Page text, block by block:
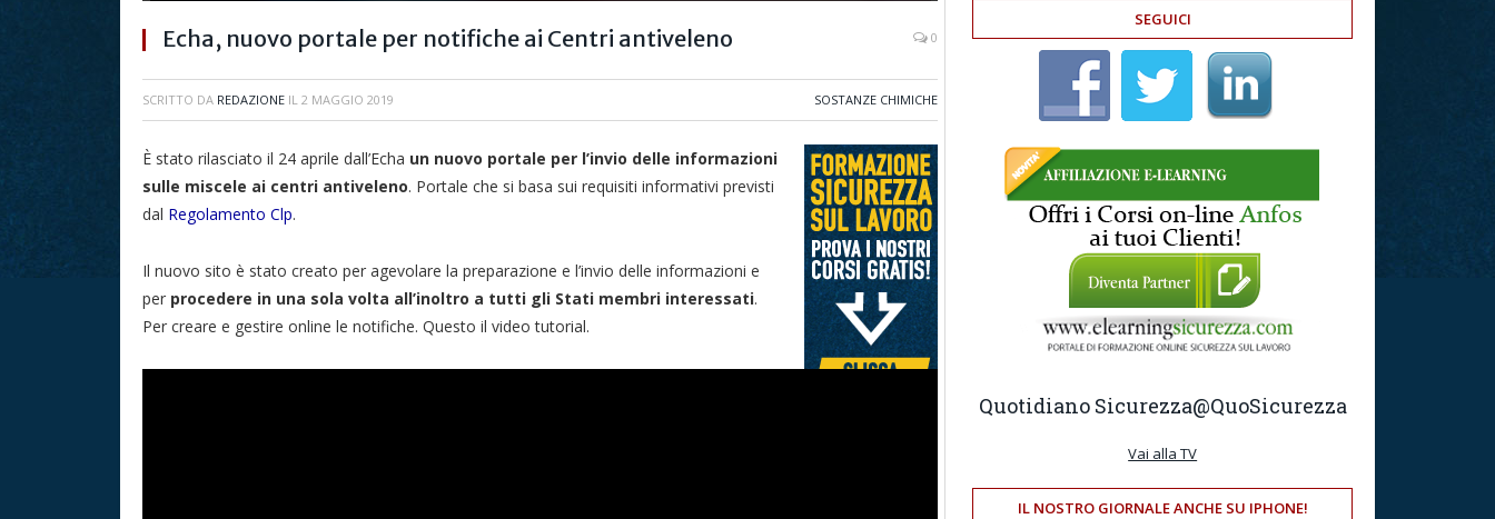
Echa, nuovo portale per notifiche ai Centri antiveleno 0
SCRITTO DA REDAZIONE IL 2 MAGGIO 2019 SOSTANZE CHIMICHE
È stato rilasciato il 24 aprile dall’Echa un nuovo portale per l’invio delle informazioni
sulle miscele ai centri antiveleno. Portale che si basa sui requisiti informativi previsti
dal Regolamento Clp.
Il nuovo sito è stato creato per agevolare la preparazione e l’invio delle informazioni e
per procedere in una sola volta all’inoltro a tutti gli Stati membri interessati.
Per creare e gestire online le notifiche. Questo il video tutorial.
SEGUICI
Quotidiano Sicurezza@QuoSicurezza
Vai alla TV
IL NOSTRO GIORNALE ANCHE SU IPHONE!